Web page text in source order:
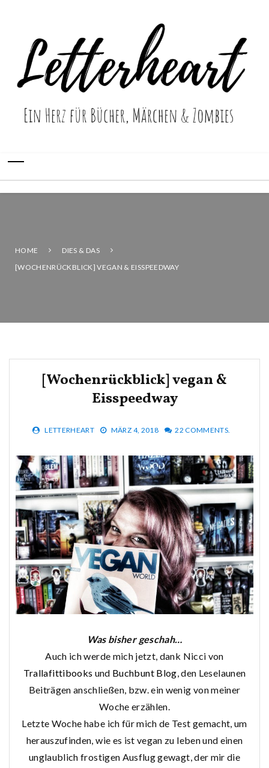
HOME
DIES & DAS
[WOCHENRÜCKBLICK] VEGAN & EISSPEEDWAY
[Wochenrückblick] vegan &
Eisspeedway
LETTERHEART MÄRZ 4, 2018 22 COMMENTS.
Was bisher geschah…
Auch ich werde mich jetzt, dank Nicci von
Trallafittibooks und Buchbunt Blog, den Leselaunen
Beiträgen anschließen, bzw. ein wenig von meiner
Woche erzählen.
Letzte Woche habe ich für mich de Test gemacht, um
herauszufinden, wie es ist vegan zu leben und einen
unglaublich frostigen Ausflug gewagt, der mir die